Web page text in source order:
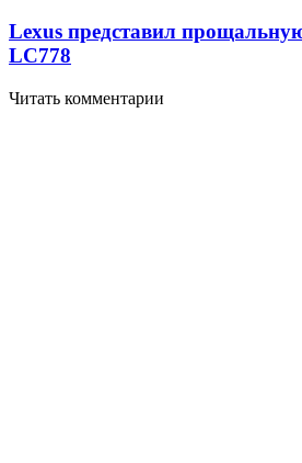
Lexus представил
LC778
Читать комментарии